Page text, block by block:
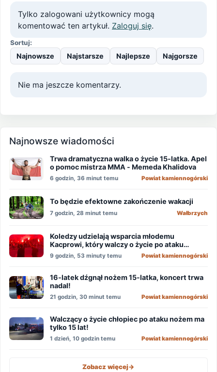
Tylko zalogowani użytkownicy mogą
komentować ten artykuł. Zaloguj się.
Sortuj:
Najnowsze Najstarsze Najlepsze Najgorsze
Nie ma jeszcze komentarzy.
Najnowsze wiadomości
Trwa dramatyczna walka o życie 15-latka. Apel
o pomoc mistrza MMA - Memeda Khalidova
6 godzin, 36 minut temu Powiat kamiennogórski
To będzie efektowne zakończenie wakacji
7 godzin, 28 minut temu Wałbrzych
Koledzy udzielają wsparcia młodemu
Kacprowi, który walczy o życie po ataku
nożownika!
9 godzin, 53 minuty temu Powiat kamiennogórski
16-latek dźgnął nożem 15-latka, koncert trwa
nadal!
21 godzin, 30 minut temu Powiat kamiennogórski
Walczący o życie chłopiec po ataku nożem ma
tylko 15 lat!
1 dzień, 10 godzin temu Powiat kamiennogórski
Zobacz więcej->